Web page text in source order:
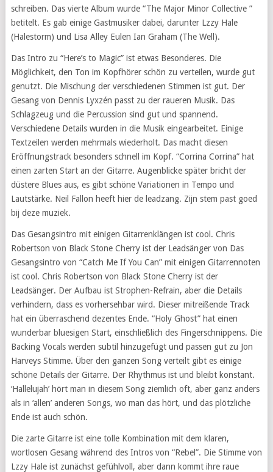
schreiben. Das vierte Album wurde “The Major Minor Collective ”
betitelt. Es gab einige Gastmusiker dabei, darunter Lzzy Hale
(Halestorm) und Lisa Alley Eulen Ian Graham (The Well).
Das Intro zu “Here’s to Magic” ist etwas Besonderes. Die
Möglichkeit, den Ton im Kopfhörer schön zu verteilen, wurde gut
genutzt. Die Mischung der verschiedenen Stimmen ist gut. Der
Gesang von Dennis Lyxzén passt zu der raueren Musik. Das
Schlagzeug und die Percussion sind gut und spannend.
Verschiedene Details wurden in die Musik eingearbeitet. Einige
Textzeilen werden mehrmals wiederholt. Das macht diesen
Eröffnungstrack besonders schnell im Kopf. “Corrina Corrina” hat
einen zarten Start an der Gitarre. Augenblicke später bricht der
düstere Blues aus, es gibt schöne Variationen in Tempo und
Lautstärke. Neil Fallon heeft hier de leadzang. Zijn stem past goed
bij deze muziek.
Das Gesangsintro mit einigen Gitarrenklängen ist cool. Chris
Robertson von Black Stone Cherry ist der Leadsänger von Das
Gesangsintro von “Catch Me If You Can” mit einigen Gitarrennoten
ist cool. Chris Robertson von Black Stone Cherry ist der
Leadsänger. Der Aufbau ist Strophen-Refrain, aber die Details
verhindern, dass es vorhersehbar wird. Dieser mitreißende Track
hat ein überraschend dezentes Ende. “Holy Ghost” hat einen
wunderbar bluesigen Start, einschließlich des Fingerschnippens. Die
Backing Vocals werden subtil hinzugefügt und passen gut zu Jon
Harveys Stimme. Über den ganzen Song verteilt gibt es einige
schöne Details der Gitarre. Der Rhythmus ist und bleibt konstant.
‘Hallelujah’ hört man in diesem Song ziemlich oft, aber ganz anders
als in ‘allen’ anderen Songs, wo man das hört, und das plötzliche
Ende ist auch schön.
Die zarte Gitarre ist eine tolle Kombination mit dem klaren,
wortlosen Gesang während des Intros von “Rebel”. Die Stimme von
Lzzy Hale ist zunächst gefühlvoll, aber dann kommt ihre raue